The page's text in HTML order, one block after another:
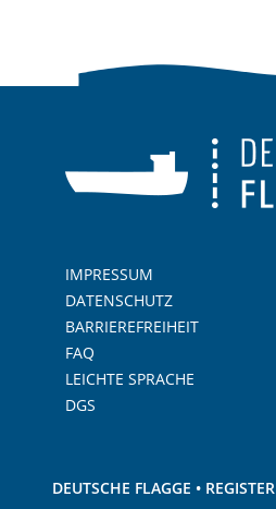
IMPRESSUM
DATENSCHUTZ
BARRIEREFREIHEIT
FAQ
LEICHTE SPRACHE
DGS
DEUTSCHE FLAGGE • REGISTER